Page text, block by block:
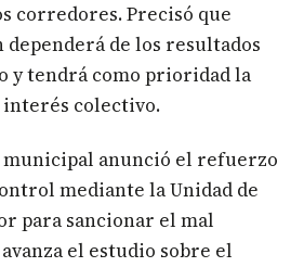
corredores. Precisó que
de los resultados
y tendrá como prioridad la
colectivo.
anunció el refuerzo
mediante la Unidad de
para sancionar el mal
el estudio sobre el